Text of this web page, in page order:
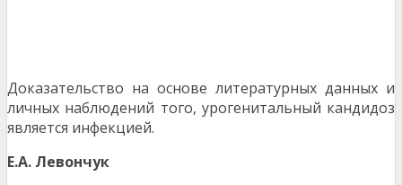
Доказательство на основе литературных данных и
личных наблюдений того, урогенитальный кандидоз
является инфекцией.
Е.А. Левончук